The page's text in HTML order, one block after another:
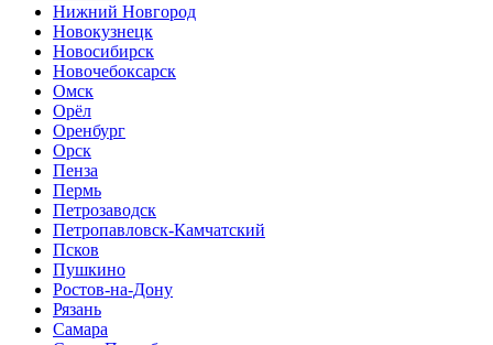
Нижний Новгород
Новокузнецк
Новосибирск
Новочебоксарск
Омск
Орёл
Оренбург
Орск
Пенза
Пермь
Петрозаводск
Петропавловск-Камчатский
Псков
Пушкино
Ростов-на-Дону
Рязань
Самара